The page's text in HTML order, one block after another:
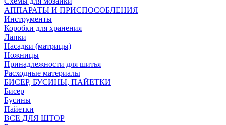
АППАРАТЫ И ПРИСПОСОБЛЕНИЯ
Инструменты
Коробки для хранения
Лапки
Насадки (матрицы)
Ножницы
Принадлежности для шитья
Расходные материалы
БИСЕР, БУСИНЫ, ПАЙЕТКИ
Бисер
Бусины
Пайетки
ВСЕ ДЛЯ ШТОР